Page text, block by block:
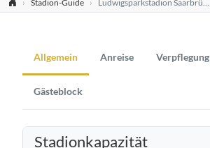
Stadion-Guide Ludwigsparkstadion Saarbrücken
Allgemein Anreise Verpflegung
Gästeblock
Stadionkapazität